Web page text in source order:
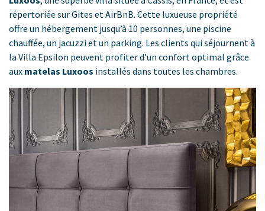
répertoriée sur Gites et AirBnB. Cette luxueuse propriété
offre un hébergement jusqu’à 10 personnes, une piscine
chauffée, un jacuzzi et un parking. Les clients qui séjournent à
la Villa Epsilon peuvent profiter d’un confort optimal grâce
aux matelas Luxoos installés dans toutes les chambres.